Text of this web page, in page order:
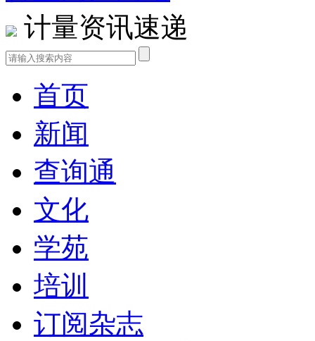
计量资讯速递
首页
新闻
查询通
文化
学苑
培训
订阅杂志